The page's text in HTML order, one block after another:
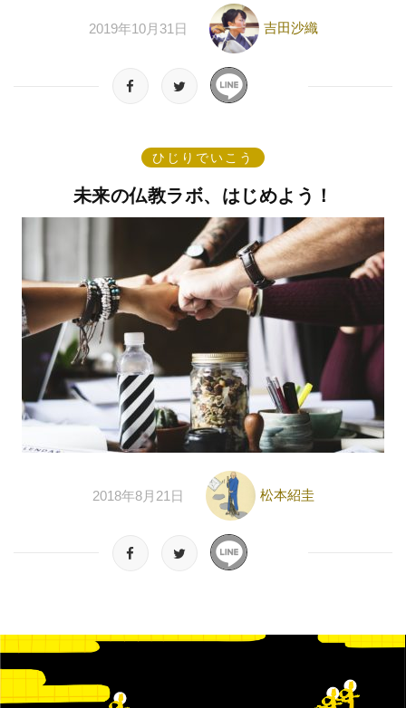
2019年10月31日 吉田沙織
ひじりでいこう
未来の仏教ラボ、はじめよう！
2018年8月21日 松本紹圭